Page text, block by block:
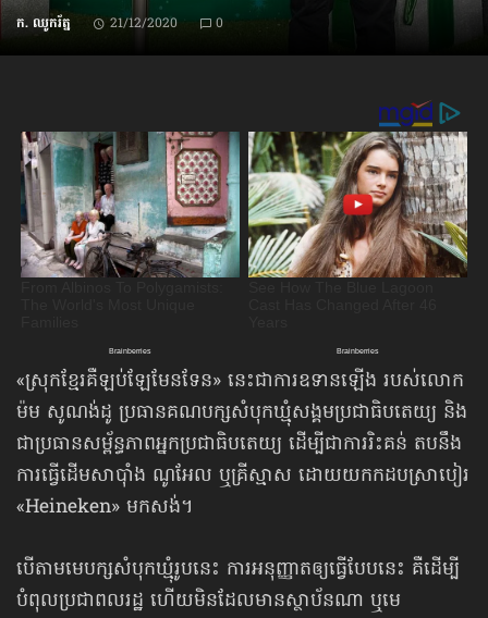
ក. ឈូករ័ត្ន 21/12/2020 0
«ស្រុកខ្មែរ​គឺឡប់ឡែ​មែនទែន» នេះជាការឧទានឡើង របស់លោក
ម៉ម សូណង់ដូ ប្រធានគណបក្ស​សំបុកឃ្មុំសង្គម​ប្រជាធិបតេយ្យ និង
ជា​ប្រធានសម្ព័ន្ធភាពអ្នកប្រជាធិបតេយ្យ ដើម្បីជាការរិះគន់ តបនឹង
ការធ្វើដើមសាបុាំង ណូអែល ឬគ្រីស្មាស ដោយយកកដបស្រាបៀរ
«Heineken» មកសង់។
បើតាមមេបក្សសំបុកឃ្មុំរូបនេះ ការអនុញ្ញាតឲ្យធ្វើបែបនេះ គឺដើម្បី
បំពុលប្រជាពលរដ្ឋ ហើយមិនដែល​មានស្ថាប័នណា ឬមេ